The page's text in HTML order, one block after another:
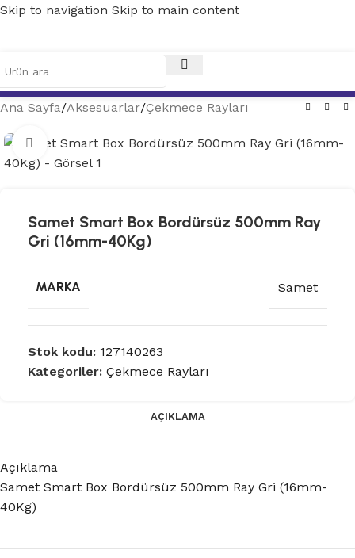
Skip to navigation Skip to main content
Ana Sayfa/Aksesuarlar/Çekmece Rayları
Tam ekran
Samet Smart Box Bordürsüz 500mm Ray
Gri (16mm-40Kg)
MARKA Samet
Stok kodu: 127140263
Kategoriler: Çekmece Rayları
AÇIKLAMA
Açıklama
Samet Smart Box Bordürsüz 500mm Ray Gri (16mm-
40Kg)